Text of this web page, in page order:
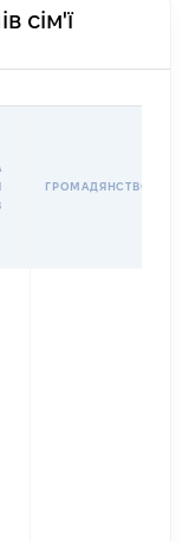
сім'ї
ГРОМАДЯНСТВО